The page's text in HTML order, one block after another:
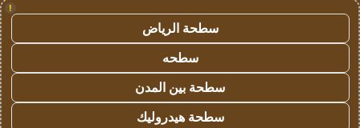
!
سطحة الرياض
سطحه
سطحة بين المدن
سطحة هيدروليك